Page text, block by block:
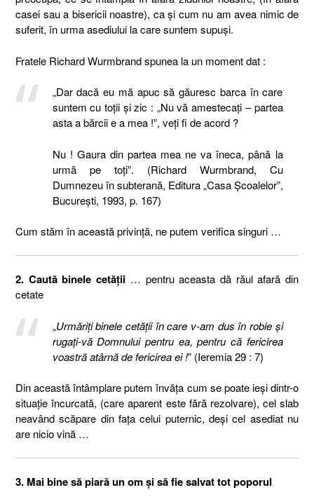
casei sau a bisericii noastre), ca şi cum nu am avea nimic de
suferit, în urma asediului la care suntem supuşi.
Fratele Richard Wurmbrand spunea la un moment dat :
„Dar dacă eu mă apuc să găuresc barca în care
suntem cu toţii şi zic : „Nu vă amestecaţi – partea
asta a bărcii e a mea !”, veţi fi de acord ?
Nu ! Gaura din partea mea ne va îneca, până la
urmă pe toţi”. (Richard Wurmbrand, Cu
Dumnezeu în subterană, Editura „Casa Şcoalelor”,
Bucureşti, 1993, p. 167)
Cum stăm în această privinţă, ne putem verifica singuri …
2. Caută binele cetăţii … pentru aceasta dă răul afară din
cetate
„Urmăriţi binele cetăţii în care v-am dus în robie şi
rugaţi-vă Domnului pentru ea, pentru că fericirea
voastră atârnă de fericirea ei !” (Ieremia 29 : 7)
Din această întâmplare putem învăţa cum se poate ieşi dintr-o
situaţie încurcată, (care aparent este fără rezolvare), cel slab
neavând scăpare din faţa celui puternic, deşi cel asediat nu
are nicio vină …
3. Mai bine să piară un om şi să fie salvat tot poporul